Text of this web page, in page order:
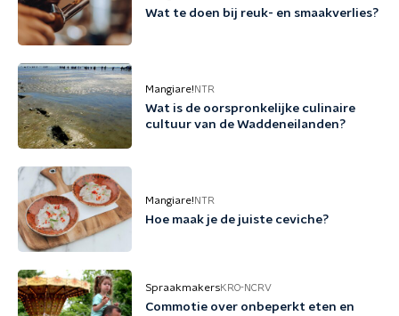
Wat te doen bij reuk- en smaakverlies?
Mangiare! NTR
Wat is de oorspronkelijke culinaire
cultuur van de Waddeneilanden?
Mangiare! NTR
Hoe maak je de juiste ceviche?
SpraakmakersKRO-NCRV
Commotie over onbeperkt eten en